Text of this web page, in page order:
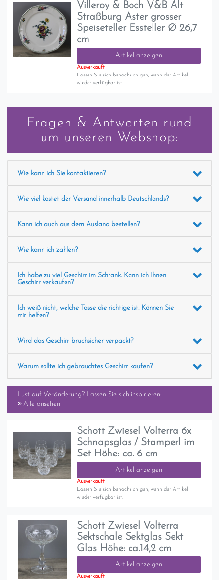
Villeroy & Boch V&B Alt
Straßburg Aster grosser
Speiseteller Essteller Ø 26,7
cm
Artikel anzeigen
Ausverkauft
Lassen Sie sich benachrichigen, wenn der Artikel
wieder verfügbar ist.
Fragen & Antworten rund
um unseren Webshop:
Wie kann ich Sie kontaktieren?
Wie viel kostet der Versand innerhalb Deutschlands?
Kann ich auch aus dem Ausland bestellen?
Wie kann ich zahlen?
Ich habe zu viel Geschirr im Schrank. Kann ich Ihnen
Geschirr verkaufen?
Ich weiß nicht, welche Tasse die richtige ist. Können Sie
mir helfen?
Wird das Geschirr bruchsicher verpackt?
Warum sollte ich gebrauchtes Geschirr kaufen?
Lust auf Veränderung? Lassen Sie sich inspirieren:
Alle ansehen
Schott Zwiesel Volterra 6x
Schnapsglas / Stamperl im
Set Höhe: ca. 6 cm
Artikel anzeigen
Ausverkauft
Lassen Sie sich benachrichigen, wenn der Artikel
wieder verfügbar ist.
Schott Zwiesel Volterra
Sektschale Sektglas Sekt
Glas Höhe: ca.14,2 cm
Artikel anzeigen
Ausverkauft